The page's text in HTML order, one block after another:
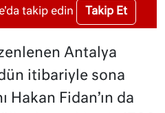
takip edin Takip Et
Antalya
itibariyle sona
Hakan Fidan’ın da